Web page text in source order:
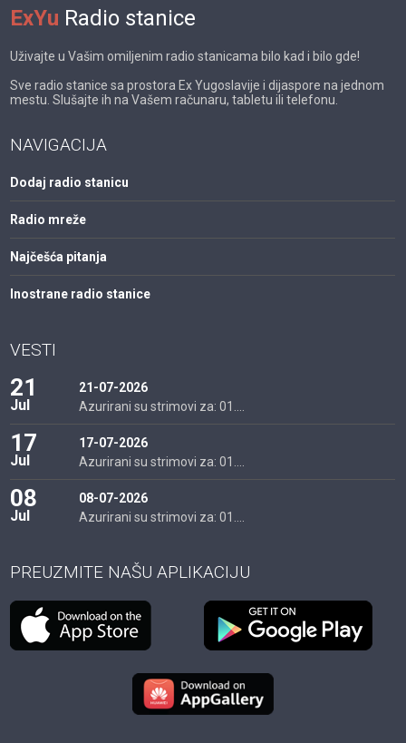
ExYu Radio stanice
Uživajte u Vašim omiljenim radio stanicama bilo kad i bilo gde!
Sve radio stanice sa prostora Ex Yugoslavije i dijaspore na jednom
mestu. Slušajte ih na Vašem računaru, tabletu ili telefonu.
NAVIGACIJA
Dodaj radio stanicu
Radio mreže
Najčešća pitanja
Inostrane radio stanice
VESTI
21
Jul
21-07-2026
Azurirani su strimovi za: 01....
17
Jul
17-07-2026
Azurirani su strimovi za: 01....
08
Jul
08-07-2026
Azurirani su strimovi za: 01....
PREUZMITE NAŠU APLIKACIJU